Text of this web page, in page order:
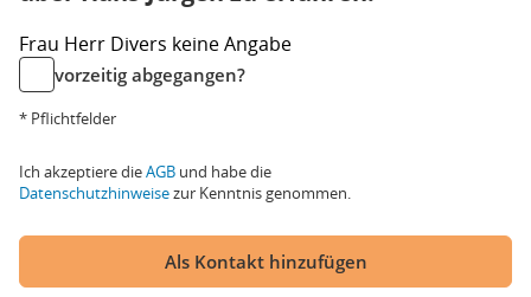
Frau Herr Divers keine Angabe
vorzeitig abgegangen?
* Pflichtfelder
Ich akzeptiere dieAGB und habe die
Datenschutzhinweisezur Kenntnis genommen.
Als Kontakt hinzufügen